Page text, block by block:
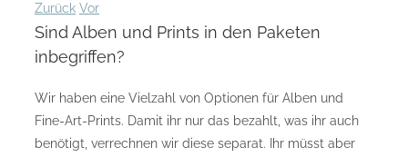
Zurück Vor
Sind Alben und Prints in den Paketen
inbegriffen?
Wir haben eine Vielzahl von Optionen für Alben und
Fine-Art-Prints. Damit ihr nur das bezahlt, was ihr auch
benötigt, verrechnen wir diese separat. Ihr müsst aber